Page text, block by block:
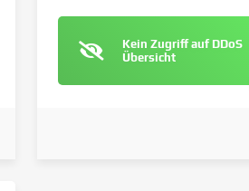
Kein Zugriff auf DDoS
Übersicht